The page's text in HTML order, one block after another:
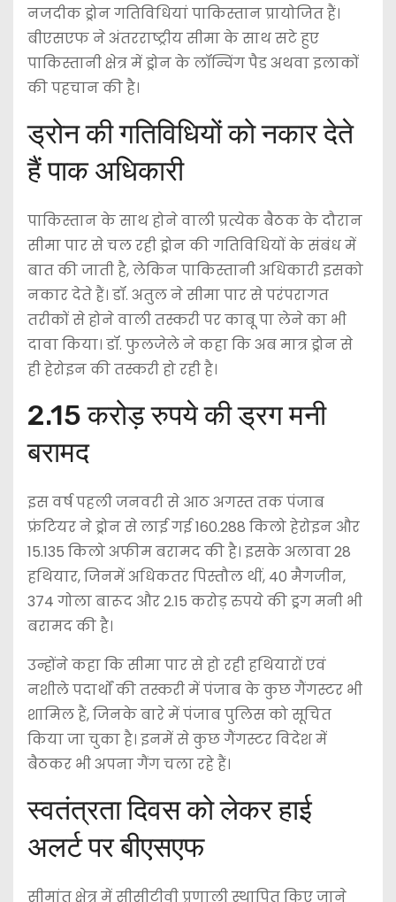
नजदीक ड्रोन गतिविधियां पाकिस्तान प्रायोजित हैं।
बीएसएफ ने अंतरराष्ट्रीय सीमा के साथ सटे हुए
पाकिस्तानी क्षेत्र में ड्रोन के लॉन्चिंग पैड अथवा इलाकों
की पहचान की है।
ड्रोन की गतिविधियों को नकार देते
हैं पाक अधिकारी
पाकिस्तान के साथ होने वाली प्रत्येक बैठक के दौरान
सीमा पार से चल रही ड्रोन की गतिविधियों के संबंध में
बात की जाती है, लेकिन पाकिस्तानी अधिकारी इसको
नकार देते हैं। डॉ. अतुल ने सीमा पार से परंपरागत
तरीकों से होने वाली तस्करी पर काबू पा लेने का भी
दावा किया। डॉ. फुलजेले ने कहा कि अब मात्र ड्रोन से
ही हेरोइन की तस्करी हो रही है।
2.15 करोड़ रुपये की ड्रग मनी
बरामद
इस वर्ष पहली जनवरी से आठ अगस्त तक पंजाब
फ्रंटियर ने ड्रोन से लाई गई 160.288 किलो हेरोइन और
15.135 किलो अफीम बरामद की है। इसके अलावा 28
हथियार, जिनमें अधिकतर पिस्तौल थीं, 40 मैगजीन,
374 गोला बारूद और 2.15 करोड़ रुपये की ड्रग मनी भी
बरामद की है।
उन्होंने कहा कि सीमा पार से हो रही हथियारों एवं
नशीले पदार्थों की तस्करी में पंजाब के कुछ गैंगस्टर भी
शामिल हैं, जिनके बारे में पंजाब पुलिस को सूचित
किया जा चुका है। इनमें से कुछ गैंगस्टर विदेश में
बैठकर भी अपना गैंग चला रहे हैं।
स्वतंत्रता दिवस को लेकर हाई
अलर्ट पर बीएसएफ
सीमांत क्षेत्र में सीसीटीवी प्रणाली स्थापित किए जाने